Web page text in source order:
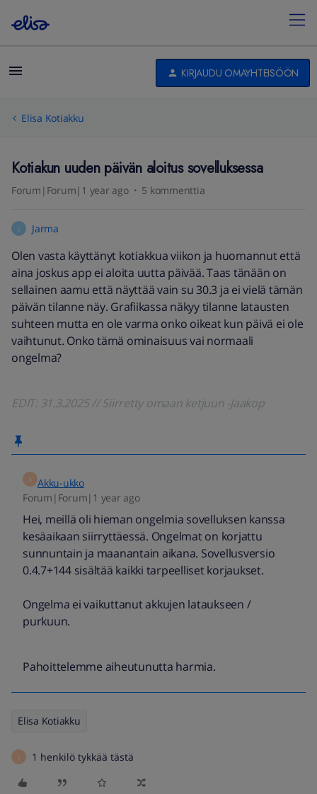
KIRJAUDU OMAYHTEISÖÖN
Elisa Kotiakku
Kotiakun uuden päivän aloitus sovelluksessa
Forum|Forum|1 year ago 5 kommenttia
Jarma
Olen vasta käyttänyt kotiakkua viikon ja huomannut että
aina joskus app ei aloita uutta päivää. Taas tänään on
sellainen aamu että näyttää vain su 30.3 ja ei vielä tämän
päivän tilanne näy. Grafiikassa näkyy tilanne latausten
suhteen mutta en ole varma onko oikeat kun päivä ei ole
vaihtunut. Onko tämä ominaisuus vai normaali
ongelma?
EDIT: 31.3.2025 // Siirretty omaan ketjuun -Jaakop
A
Akku-ukko
Forum|Forum|1 year ago
Hei, meillä oli hieman ongelmia sovelluksen kanssa
kesäaikaan siirryttäessä. Ongelmat on korjattu
sunnuntain ja maanantain aikana. Sovellusversio
0.4.7+144 sisältää kaikki tarpeelliset korjaukset.
Ongelma ei vaikuttanut akkujen lataukseen /
purkuun.
Pahoittelemme aiheutunutta harmia.
Elisa Kotiakku
1 henkilö tykkää tästä